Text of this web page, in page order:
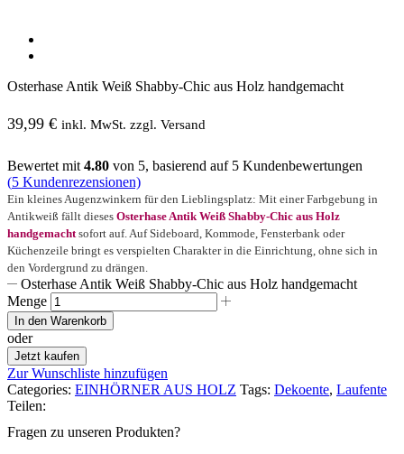
Osterhase Antik Weiß Shabby-Chic aus Holz handgemacht
39,99 € inkl. MwSt. zzgl. Versand
Bewertet mit 4.80 von 5, basierend auf 5 Kundenbewertungen
(5 Kundenrezensionen)
Ein kleines Augenzwinkern für den Lieblingsplatz: Mit einer Farbgebung in
Antikweiß fällt dieses Osterhase Antik Weiß Shabby-Chic aus Holz
handgemachtsofort auf. Auf Sideboard, Kommode, Fensterbank oder
Küchenzeile bringt es verspielten Charakter in die Einrichtung, ohne sich in
den Vordergrund zu drängen.
Osterhase Antik Weiß Shabby-Chic aus Holz handgemacht
Menge
In den Warenkorb
oder
Jetzt kaufen
Zur Wunschliste hinzufügen
Categories: EINHÖRNER AUS HOLZ Tags: Dekoente, Laufente
Teilen:
Fragen zu unseren Produkten?